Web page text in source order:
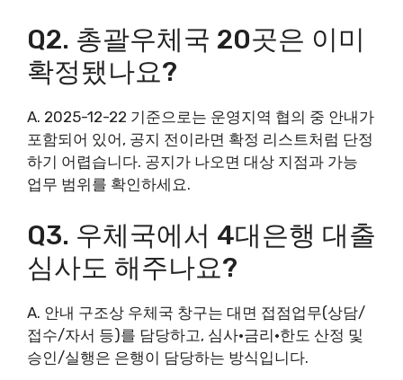
Q2. 총괄우체국 20곳은 이미
확정됐나요?
A. 2025-12-22 기준으로는 운영지역 협의 중 안내가
포함되어 있어, 공지 전이라면 확정 리스트처럼 단정
하기 어렵습니다. 공지가 나오면 대상 지점과 가능
업무 범위를 확인하세요.
Q3. 우체국에서 4대은행 대출
심사도 해주나요?
A. 안내 구조상 우체국 창구는 대면 접점업무(상담/
접수/자서 등)를 담당하고, 심사·금리·한도 산정 및
승인/실행은 은행이 담당하는 방식입니다.